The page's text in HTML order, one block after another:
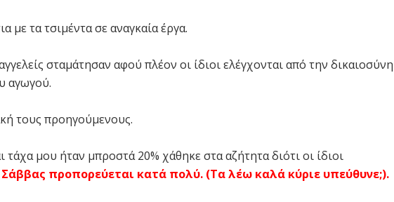
με τα τσιμέντα σε αναγκαία έργα.
σταμάτησαν αφού πλέον οι ίδιοι ελέγχονται από την δικαιοσύνη
αγωγού.
τους προηγούμενους.
μου ήταν μπροστά 20% χάθηκε στα αζήτητα διότι οι ίδιοι
Σάββας προπορεύεται κατά πολύ. (Τα λέω καλά κύριε υπεύθυνε;).